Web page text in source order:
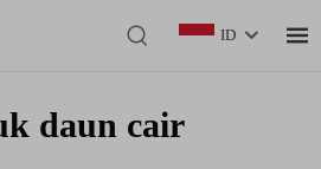
ID
daun cair